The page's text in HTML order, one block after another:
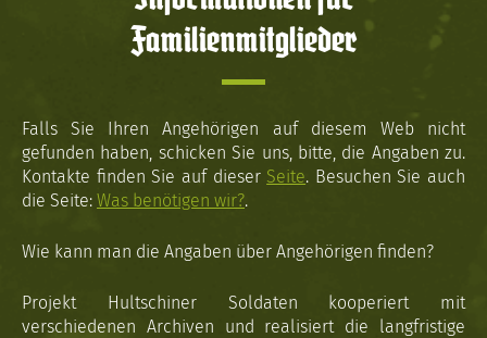
Familienmitglieder
Falls Sie Ihren Angehörigen auf diesem Web nicht
gefunden haben, schicken Sie uns, bitte, die Angaben zu.
Kontakte finden Sie auf dieser Seite. Besuchen Sie auch
die Seite: Was benötigen wir?.
Wie kann man die Angaben über Angehörigen finden?
Projekt Hultschiner Soldaten kooperiert mit
verschiedenen Archiven und realisiert die langfristige